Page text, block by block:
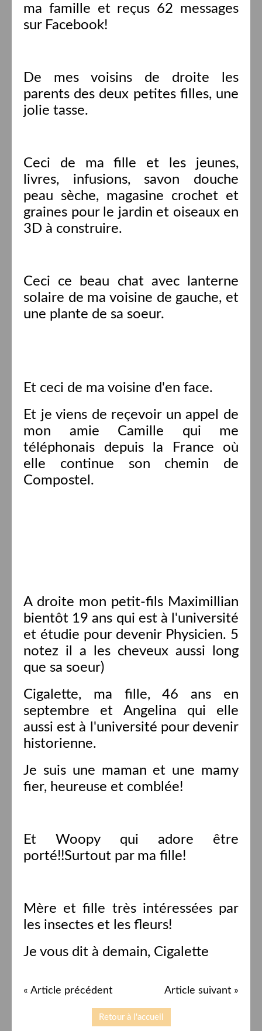
ma famille et reçus 62 messages
sur Facebook!
De mes voisins de droite les
parents des deux petites filles, une
jolie tasse.
Ceci de ma fille et les jeunes,
livres, infusions, savon douche
peau sèche, magasine crochet et
graines pour le jardin et oiseaux en
3D à construire.
Ceci ce beau chat avec lanterne
solaire de ma voisine de gauche, et
une plante de sa soeur.
Et ceci de ma voisine d'en face.
Et je viens de reçevoir un appel de
mon amie Camille qui me
téléphonais depuis la France où
elle continue son chemin de
Compostel.
A droite mon petit-fils Maximillian
bientôt 19 ans qui est à l'université
et étudie pour devenir Physicien. 5
notez il a les cheveux aussi long
que sa soeur)
Cigalette, ma fille, 46 ans en
septembre et Angelina qui elle
aussi est à l'université pour devenir
historienne.
Je suis une maman et une mamy
fier, heureuse et comblée!
Et Woopy qui adore être
porté!!Surtout par ma fille!
Mère et fille très intéressées par
les insectes et les fleurs!
Je vous dit à demain, Cigalette
« Article précédent Article suivant »
Retour à l'accueil